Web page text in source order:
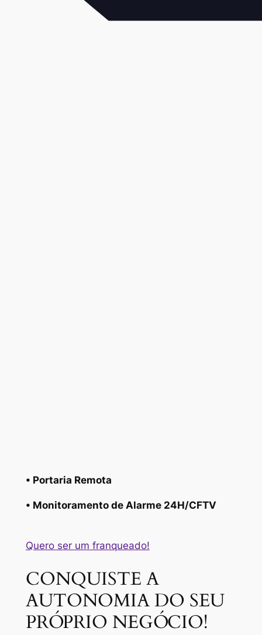
• Portaria Remota
• Monitoramento de Alarme 24H/CFTV
Quero ser um franqueado!
CONQUISTE A
AUTONOMIA DO SEU
PRÓPRIO NEGÓCIO!